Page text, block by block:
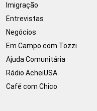
Imigração
Entrevistas
Negócios
Em Campo com Tozzi
Ajuda Comunitária
Rádio AcheiUSA
Café com Chico